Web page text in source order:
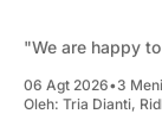
"We are happy
06 Agt 2026•3
Oleh: Tria Dianti,